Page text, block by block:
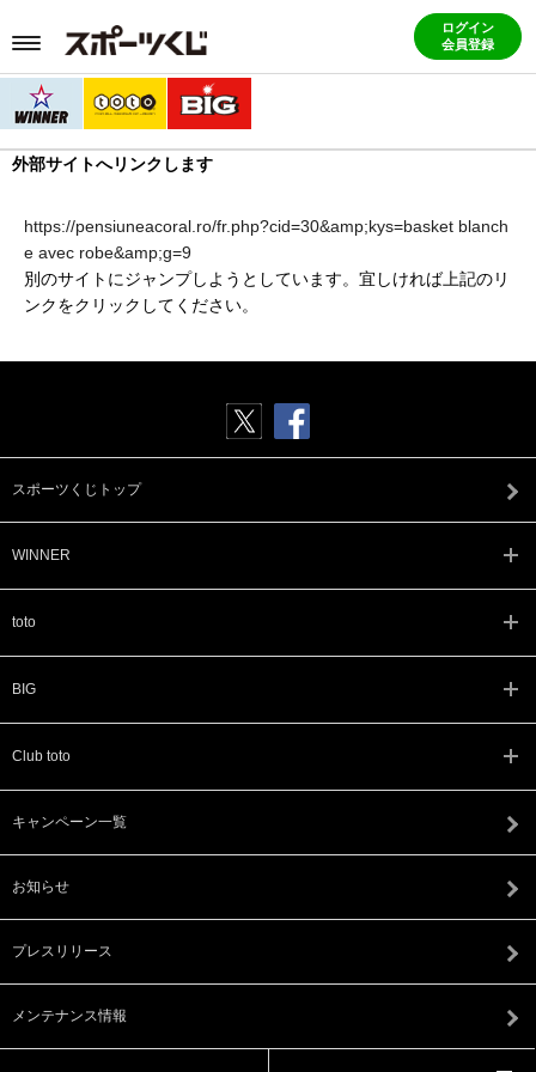
ログイン
会員登録
外部サイトへリンクします
https://pensiuneacoral.ro/fr.php?cid=30&amp;kys=basket blanch
e avec robe&amp;g=9
別のサイトにジャンプしようとしています。宜しければ上記のリ
ンクをクリックしてください。
スポーツくじトップ
WINNER
toto
BIG
Club toto
キャンペーン一覧
お知らせ
プレスリリース
メンテナンス情報